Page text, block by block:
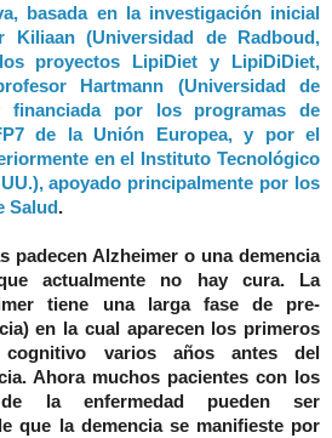
basada en la investigación inicial
Kiliaan (Universidad de Radboud,
proyectos LipiDiet y LipiDiDiet,
Hartmann (Universidad de
financiada por los programas de
de la Unión Europea, y por el
en el Instituto Tecnológico
apoyado principalmente por los
Salud .
padecen Alzheimer o una demencia
actualmente no hay cura. La
tiene una larga fase de pre-
en la cual aparecen los primeros
varios años antes del
Ahora muchos pacientes con los
la enfermedad pueden ser
que la demencia se manifieste por